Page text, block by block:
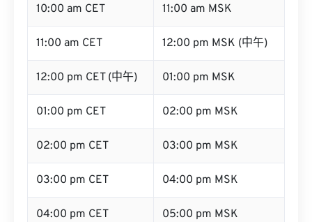
10:00 am CET 11:00 am MSK
11:00 am CET 12:00 pm MSK (中午)
12:00 pm CET (中午) 01:00 pm MSK
01:00 pm CET 02:00 pm MSK
02:00 pm CET 03:00 pm MSK
03:00 pm CET 04:00 pm MSK
04:00 pm CET 05:00 pm MSK